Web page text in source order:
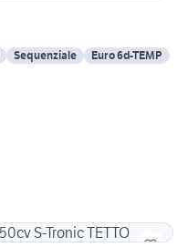
Sequenziale Euro 6d-TEMP